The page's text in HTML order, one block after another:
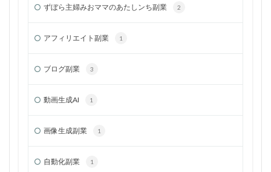
ずぼら主婦みおママのあたしンち副業 2
アフィリエイト副業 1
ブログ副業 3
動画生成AI 1
画像生成副業 1
自動化副業 1